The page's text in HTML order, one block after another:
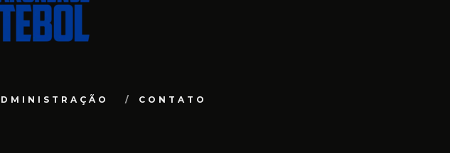
CONTATO